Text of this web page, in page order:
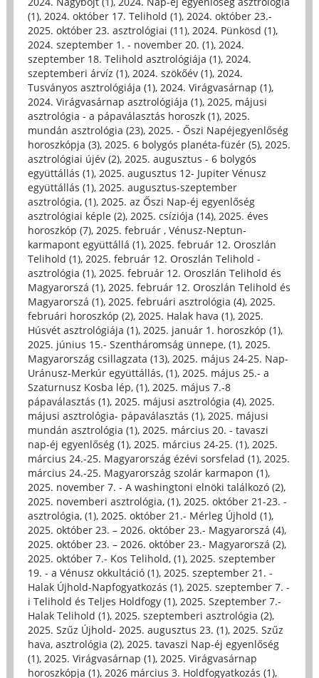
(1), 2024. október 17. Telihold (1), 2024. október 23.-
2025. október 23. asztrológiai (11), 2024. Pünkösd (1),
2024. szeptember 1. - november 20. (1), 2024.
szeptember 18. Telihold asztrológiája (1), 2024.
szeptemberi árvíz (1), 2024. szökőév (1), 2024.
Tusványos asztrológiája (1), 2024. Virágvasárnap (1),
2024. Virágvasárnap asztrológiája (1), 2025, májusi
asztrológia - a pápaválasztás horoszk (1), 2025.
mundán asztrológia (23), 2025. - Őszi Napéjegyenlőség
horoszkópja (3), 2025. 6 bolygós planéta-füzér (5), 2025.
asztrológiai újév (2), 2025. augusztus - 6 bolygós
együttállás (1), 2025. augusztus 12- Jupiter Vénusz
együttállás (1), 2025. augusztus-szeptember
asztrológia, (1), 2025. az Őszi Nap-éj egyenlőség
asztrológiai képle (2), 2025. csíziója (14), 2025. éves
horoszkóp (7), 2025. február , Vénusz-Neptun-
karmapont együttállá (1), 2025. február 12. Oroszlán
Telihold (1), 2025. február 12. Oroszlán Telihold -
asztrológia (1), 2025. február 12. Oroszlán Telihold és
Magyarorszá (1), 2025. február 12. Oroszlán Telihold és
Magyarorszá (1), 2025. februári asztrológia (4), 2025.
februári horoszkóp (2), 2025. Halak hava (1), 2025.
Húsvét asztrológiája (1), 2025. január 1. horoszkóp (1),
2025. június 15.- Szentháromság ünnepe, (1), 2025.
Magyarország csillagzata (13), 2025. május 24-25. Nap-
Uránusz-Merkúr együttállás, (1), 2025. május 25.- a
Szaturnusz Kosba lép, (1), 2025. május 7.-8
pápaválasztás (1), 2025. májusi asztrológia (4), 2025.
májusi asztrológia- pápaválasztás (1), 2025. májusi
mundán asztrológia (1), 2025. március 20. - tavaszi
nap-éj egyenlőség (1), 2025. március 24-25. (1), 2025.
március 24.-25. Magyarország ézévi sorsfelad (1), 2025.
március 24.-25. Magyarország szolár karmapon (1),
2025. november 7. - A washingtoni elnöki találkozó (2),
2025. novemberi asztrológia, (1), 2025. október 21-23. -
asztrológia, (1), 2025. október 21.- Mérleg Újhold (1),
2025. október 23. – 2026. október 23.- Magyarorszá (4),
2025. október 23. – 2026. október 23.- Magyarorszá (2),
2025. október 7.- Kos Telihold, (1), 2025. szeptember
19. - a Vénusz okkultáció (1), 2025. szeptember 21. -
Halak Újhold-Napfogyatkozás (1), 2025. szeptember 7. -
i Telihold és Teljes Holdfogy (1), 2025. Szeptember 7.-
Halak Telihold (1), 2025. szeptemberi asztrológia (2),
2025. Szűz Újhold- 2025. augusztus 23. (1), 2025. Szűz
hava, asztrológia (2), 2025. tavaszi Nap-éj egyenlőség
(1), 2025. Virágvasárnap (1), 2025. Virágvasárnap
horoszkópja (1), 2026 március 3. Holdfogyatkozás (1),